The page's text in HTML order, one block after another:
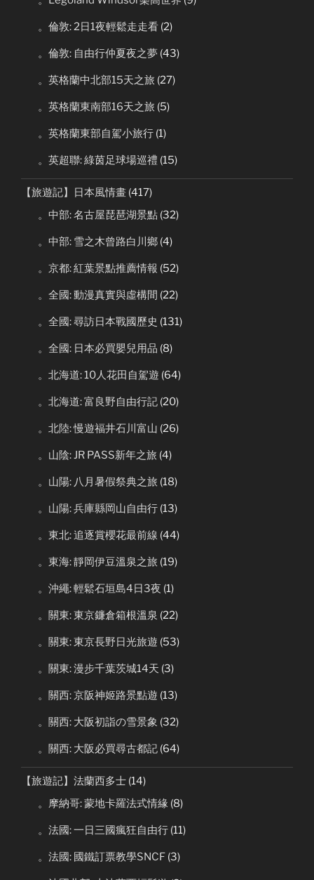
。倫敦: 2日1夜輕鬆走走看 (2)
。倫敦: 自由行仲夏夜之夢 (43)
。英格蘭中北部15天之旅 (27)
。英格蘭東南部16天之旅 (5)
。英格蘭東部自駕小旅行 (1)
。英超聯: 綠茵足球場巡禮 (15)
【旅遊記】日本風情畫 (417)
。中部: 名古屋琵琶湖景點 (32)
。中部: 雪之木曾路白川鄉 (4)
。京都: 紅葉景點推薦情報 (52)
。全國: 動漫真實與虛構間 (22)
。全國: 尋訪日本戰國歷史 (131)
。全國: 日本必買嬰兒用品 (8)
。北海道: 10人花田自駕遊 (64)
。北海道: 富良野自由行記 (20)
。北陸: 慢遊福井石川富山 (26)
。山陰: JR PASS新年之旅 (4)
。山陽: 八月暑假祭典之旅 (18)
。山陽: 兵庫縣岡山自由行 (13)
。東北: 追逐賞櫻花最前線 (44)
。東海: 靜岡伊豆溫泉之旅 (19)
。沖繩: 輕鬆石垣島4日3夜 (1)
。關東: 東京鐮倉箱根溫泉 (22)
。關東: 東京長野日光旅遊 (53)
。關東: 漫步千葉茨城14天 (3)
。關西: 京阪神姬路景點遊 (13)
。關西: 大阪初詣の雪景象 (32)
。關西: 大阪必買尋古都記 (64)
【旅遊記】法蘭西多士 (14)
。摩納哥: 蒙地卡羅法式情緣 (8)
。法國: 一日三國瘋狂自由行 (11)
。法國: 國鐵訂票教學SNCF (3)